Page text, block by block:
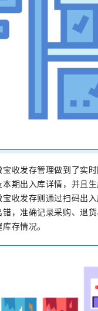
收发存管理做到了实
期出入库详情，并且
收发存则通过扫码出
，准确记录采购、退
存情况。